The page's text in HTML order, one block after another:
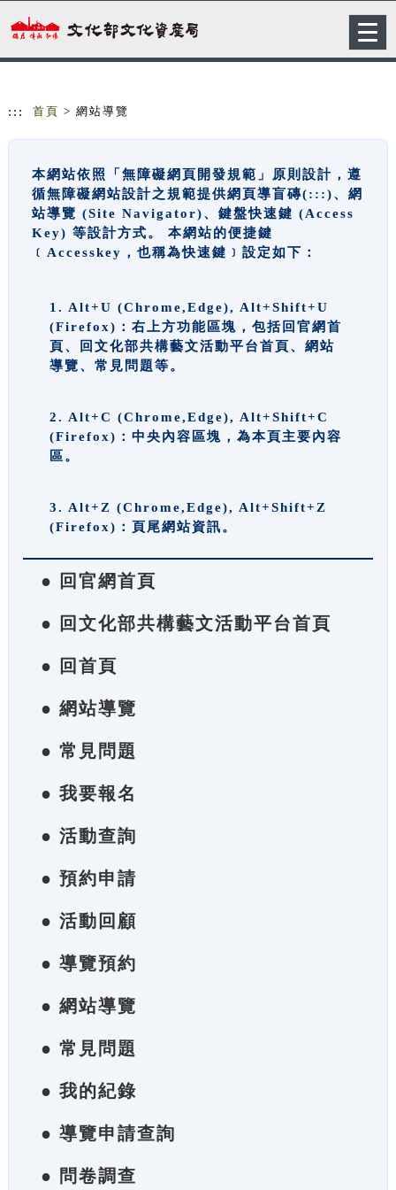
::: 首頁 > 網站導覽
本網站依照「無障礙網頁開發規範」原則設計，遵
循無障礙網站設計之規範提供網頁導盲磚(:::)、網
站導覽 (Site Navigator)、鍵盤快速鍵 (Access
Key) 等設計方式。 本網站的便捷鍵
﹝Accesskey，也稱為快速鍵﹞設定如下：
1. Alt+U (Chrome,Edge), Alt+Shift+U
(Firefox)：右上方功能區塊，包括回官網首
頁、回文化部共構藝文活動平台首頁、網站
導覽、常見問題等。
2. Alt+C (Chrome,Edge), Alt+Shift+C
(Firefox)：中央內容區塊，為本頁主要內容
區。
3. Alt+Z (Chrome,Edge), Alt+Shift+Z
(Firefox)：頁尾網站資訊。
● 回官網首頁
● 回文化部共構藝文活動平台首頁
● 回首頁
● 網站導覽
● 常見問題
● 我要報名
● 活動查詢
● 預約申請
● 活動回顧
● 導覽預約
● 網站導覽
● 常見問題
● 我的紀錄
● 導覽申請查詢
● 問卷調查